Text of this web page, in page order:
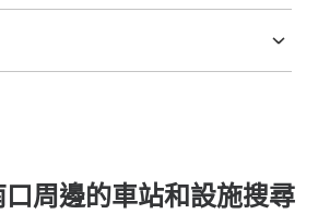
¥500小的:19/ ¥400
周邊的車站和設施搜尋